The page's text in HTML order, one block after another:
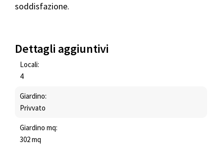
soddisfazione.
Dettagli aggiuntivi
Locali:
4
Giardino:
Privvato
Giardino mq:
302 mq